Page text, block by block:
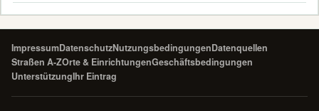
ImpressumDatenschutzNutzungsbedingungenDatenquellen
Straßen A-ZOrte & EinrichtungenGeschäftsbedingungen
UnterstützungIhr Eintrag